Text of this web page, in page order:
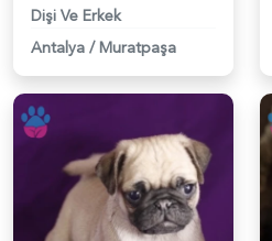
Dişi Ve Erkek
Antalya /Muratpaşa